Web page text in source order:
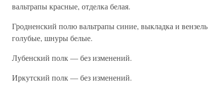
вальтрапы красные, отделка белая.
Гродненский полю вальтрапы синие, выкладка и вензель
голубые, шнуры белые.
Лубенский полк — без изменений.
Иркутский полк — без изменений.